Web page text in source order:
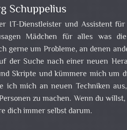
Schuppelius
IT-Dienstleister und Assistent
Mädchen für alles was
gerne um Probleme, an denen
der Suche nach einer neuen
Skripte und kümmere mich um
ich mich an neuen Techniken
zu machen. Wenn du
dich immer selbst darum.